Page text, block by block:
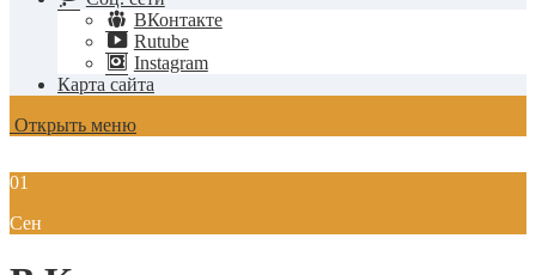
ВКонтакте
Rutube
Instagram
Карта сайта
Открыть меню
01
Сен